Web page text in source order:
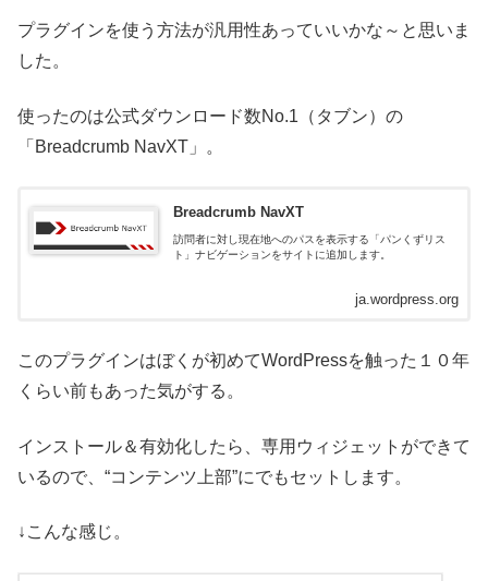
プラグインを使う方法が汎用性あっていいかな～と思いま
した。
使ったのは公式ダウンロード数No.1（タブン）の
「Breadcrumb NavXT」。
Breadcrumb NavXT
訪問者に対し現在地へのパスを表示する「パンくずリス
ト」ナビゲーションをサイトに追加します。
ja.wordpress.org
このプラグインはぼくが初めてWordPressを触った１０年
くらい前もあった気がする。
インストール＆有効化したら、専用ウィジェットができて
いるので、“コンテンツ上部”にでもセットします。
↓こんな感じ。